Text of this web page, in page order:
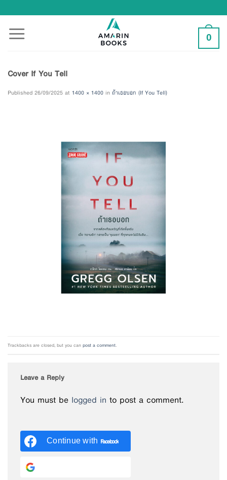
to
content
0
Cover If You Tell
Published 26/09/2025 at 1400 × 1400 in ถ้าเธอบอก (If You Tell)
Trackbacks are closed, but you canpost a comment.
Leave a Reply
You must be logged in to post a comment.
Continue with Facebook